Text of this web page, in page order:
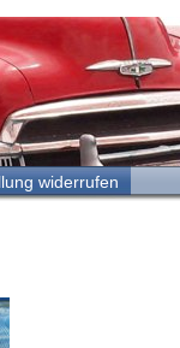
widerrufen